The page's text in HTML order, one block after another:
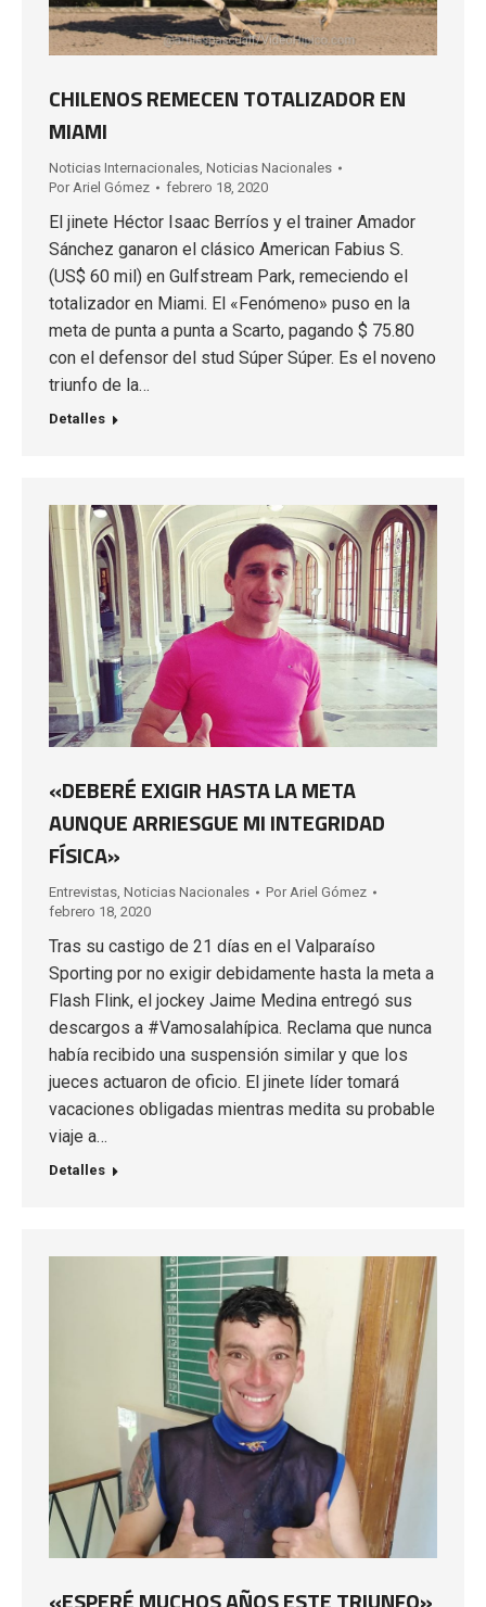
CHILENOS REMECEN TOTALIZADOR EN
MIAMI
Noticias Internacionales, Noticias Nacionales
Por Ariel Gómez febrero 18, 2020
El jinete Héctor Isaac Berríos y el trainer Amador
Sánchez ganaron el clásico American Fabius S.
(US$ 60 mil) en Gulfstream Park, remeciendo el
totalizador en Miami. El «Fenómeno» puso en la
meta de punta a punta a Scarto, pagando $ 75.80
con el defensor del stud Súper Súper. Es el noveno
triunfo de la…
Detalles
«DEBERÉ EXIGIR HASTA LA META
AUNQUE ARRIESGUE MI INTEGRIDAD
FÍSICA»
Entrevistas, Noticias Nacionales Por Ariel Gómez
febrero 18, 2020
Tras su castigo de 21 días en el Valparaíso
Sporting por no exigir debidamente hasta la meta a
Flash Flink, el jockey Jaime Medina entregó sus
descargos a #Vamosalahípica. Reclama que nunca
había recibido una suspensión similar y que los
jueces actuaron de oficio. El jinete líder tomará
vacaciones obligadas mientras medita su probable
viaje a…
Detalles